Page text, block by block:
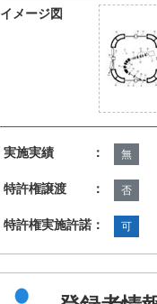
イメージ図
実施実績 ： 無
特許権譲渡 ： 否
特許権実施許諾： 可